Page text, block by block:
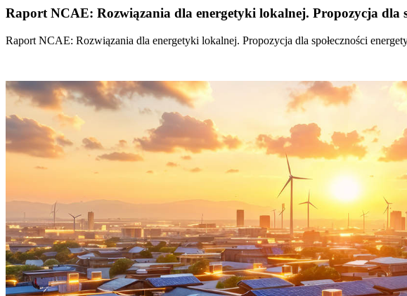
Raport NCAE: Rozwiązania dla energetyki lokalnej. Propozycja dla
Raport NCAE: Rozwiązania dla energetyki lokalnej. Propozycja dla społeczności